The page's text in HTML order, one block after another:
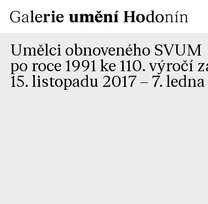
Umělci obnoveného SVUM
po roce 1991 ke 110. výročí
15. listopadu 2017 – 7.